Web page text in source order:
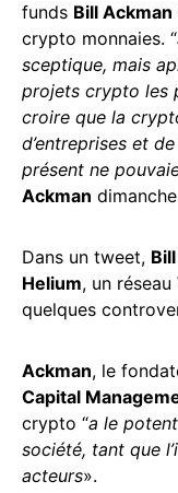
funds Bill Ackman
crypto monnaies. “
sceptique, mais
projets crypto les
croire que la
d’entreprises et
présent ne
Ackman
Dans un tweet,
Helium, un
quelques
Ackman, le
Capital
crypto “a le
société, tant que
acteurs».